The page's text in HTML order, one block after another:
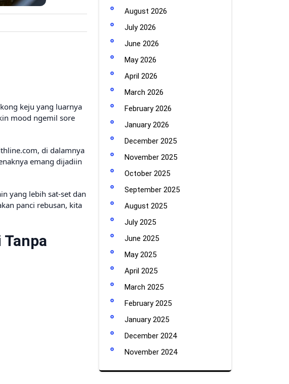
keju yang luarnya
mood ngemil sore
di dalamnya
emang dijadiin
yang lebih sat-set dan
panci rebusan, kita
August 2026
July 2026
June 2026
May 2026
April 2026
March 2026
February 2026
January 2026
December 2025
November 2025
October 2025
September 2025
August 2025
July 2025
June 2025
May 2025
April 2025
March 2025
February 2025
January 2025
December 2024
November 2024